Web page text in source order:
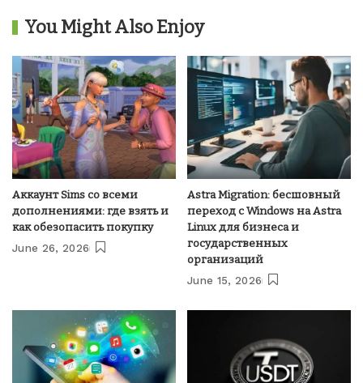
You Might Also Enjoy
Аккаунт Sims со всеми
дополнениями: где взять и
как обезопасить покупку
June 26, 2026
Astra Migration: бесшовный
переход с Windows на Astra
Linux для бизнеса и
государственных
организаций
June 15, 2026